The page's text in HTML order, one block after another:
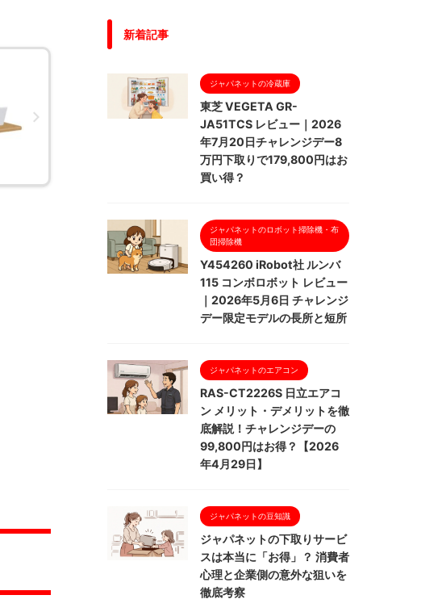
新着記事
ジャパネットの冷蔵庫
東芝 VEGETA GR-
JA51TCS レビュー｜2026
年7月20日チャレンジデー8
万円下取りで179,800円はお
買い得？
ジャパネットのロボット掃除機・布
団掃除機
Y454260 iRobot社 ルンバ
115 コンボロボット レビュー
｜2026年5月6日 チャレンジ
デー限定モデルの長所と短所
ジャパネットのエアコン
RAS-CT2226S 日立エアコ
ン メリット・デメリットを徹
底解説！チャレンジデーの
99,800円はお得？【2026
年4月29日】
ジャパネットの豆知識
ジャパネットの下取りサービ
スは本当に「お得」？ 消費者
心理と企業側の意外な狙いを
徹底考察